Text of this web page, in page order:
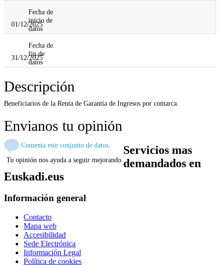
Fecha de
inicio de
datos
01/12/2025
Fecha de
fin de
datos
31/12/2025
Descripción
Beneficiarios de la Renta de Garantía de Ingresos por comarca.
Envianos tu opinión
Comenta este conjunto de datos.
Tu opinión nos ayuda a seguir mejorando.
Servicios mas
demandados en
Euskadi.eus
Información general
Contacto
Mapa web
Accesibilidad
Sede Electrónica
Información Legal
Política de cookies